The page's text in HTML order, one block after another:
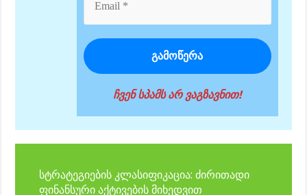
ჩვენ სპამს არ ვაგზავნით!
სტრატეგიების კლასიფიკაცია: ძირითადი
ფინანსური აქტივების მიხედვით